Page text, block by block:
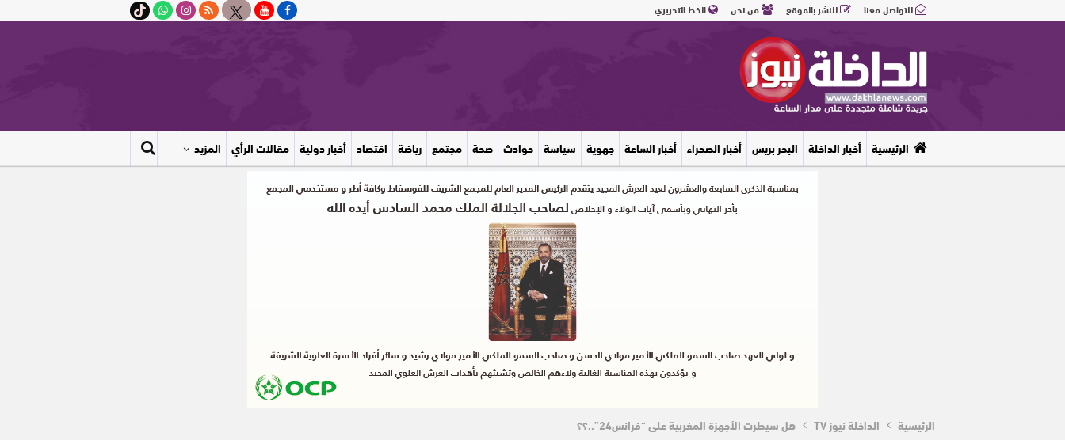
للتواصل معنا للنشر بالموقع من نحن الخط التحريري
الرئيسية أخبار الداخلة البحر بريس أخبار الصحراء أخبار الساعة جهوية سياسة حوادث صحة مجتمع رياضة اقتصاد أخبار دولية مقالات الرأي المزيد
الرئيسية الداخلة نيوز TV هل سيطرت الأجهزة المغربية على “فرانس24”..؟؟